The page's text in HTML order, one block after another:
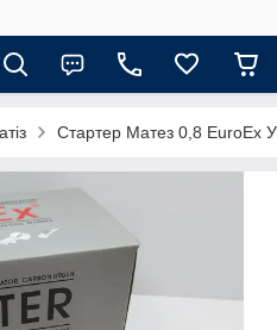
Стартер Матез 0,8 EuroEx